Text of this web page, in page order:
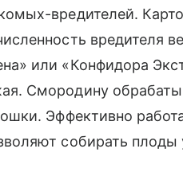
вредителей.
вредителя
или «Конфидора
Смородину
Эффективно
собирать плоды